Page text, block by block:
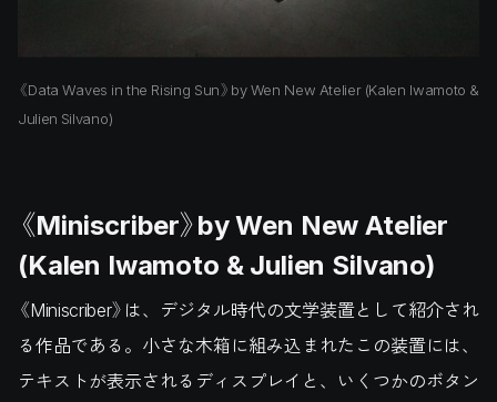
《Data Waves in the Rising Sun》by Wen New Atelier (Kalen Iwamoto &
Julien Silvano)
《Miniscriber》by Wen New Atelier
(Kalen Iwamoto & Julien Silvano)
《Miniscriber》は、デジタル時代の文学装置として紹介され
る作品である。小さな木箱に組み込まれたこの装置には、
テキストが表示されるディスプレイと、いくつかのボタン